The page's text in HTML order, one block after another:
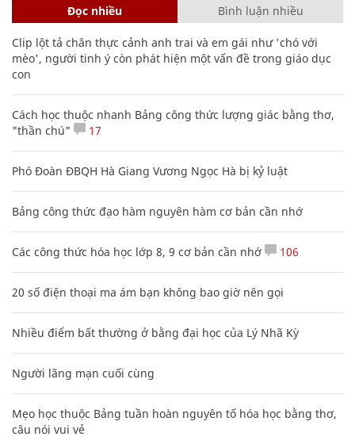
Đọc nhiều Bình luận nhiều
Clip lột tả chân thực cảnh anh trai và em gái như 'chó với
mèo', người tinh ý còn phát hiện một vấn đề trong giáo dục
con
Cách học thuộc nhanh Bảng công thức lượng giác bằng thơ,
"thần chú"
17
Phó Đoàn ĐBQH Hà Giang Vương Ngọc Hà bị kỷ luật
Bảng công thức đạo hàm nguyên hàm cơ bản cần nhớ
Các công thức hóa học lớp 8, 9 cơ bản cần nhớ 106
20 số điện thoại ma ám bạn không bao giờ nên gọi
Nhiều điểm bất thường ở bằng đại học của Lý Nhã Kỳ
Người lãng mạn cuối cùng
Mẹo học thuộc Bảng tuần hoàn nguyên tố hóa học bằng thơ,
câu nói vui vẻ